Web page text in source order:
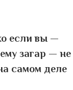
если вы —
загар — не
самом деле